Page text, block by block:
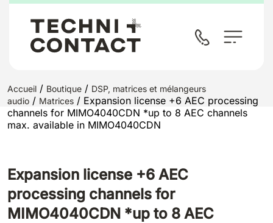
Accueil / Boutique / DSP, matrices et mélangeurs
audio / Matrices / Expansion license +6 AEC processing
channels for MIMO4040CDN *up to 8 AEC channels
max. available in MIMO4040CDN
Expansion license +6 AEC
processing channels for
MIMO4040CDN *up to 8 AEC